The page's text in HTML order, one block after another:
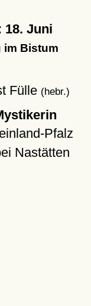
Juni
im Bistum
Fülle (hebr.)
Pfalz
Nastätten